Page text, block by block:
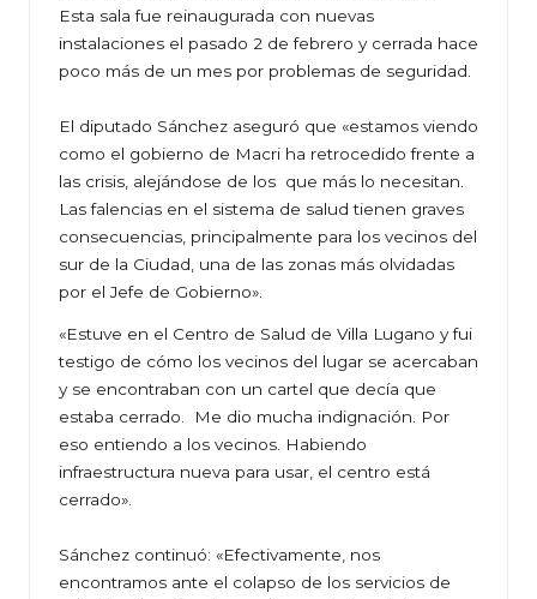
Esta sala fue reinaugurada con nuevas
instalaciones el pasado 2 de febrero y cerrada hace
poco más de un mes por problemas de seguridad.
El diputado Sánchez aseguró que «estamos viendo
como el gobierno de Macri ha retrocedido frente a
las crisis, alejándose de los que más lo necesitan.
Las falencias en el sistema de salud tienen graves
consecuencias, principalmente para los vecinos del
sur de la Ciudad, una de las zonas más olvidadas
por el Jefe de Gobierno».
«Estuve en el Centro de Salud de Villa Lugano y fui
testigo de cómo los vecinos del lugar se acercaban
y se encontraban con un cartel que decía que
estaba cerrado. Me dio mucha indignación. Por
eso entiendo a los vecinos. Habiendo
infraestructura nueva para usar, el centro está
cerrado».
Sánchez continuó: «Efectivamente, nos
encontramos ante el colapso de los servicios de